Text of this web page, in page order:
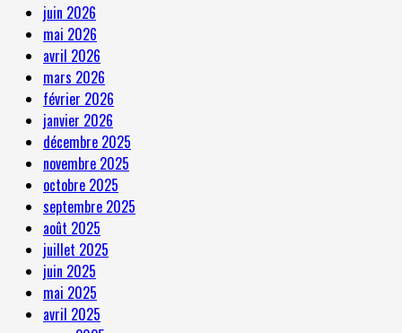
juin 2026
mai 2026
avril 2026
mars 2026
février 2026
janvier 2026
décembre 2025
novembre 2025
octobre 2025
septembre 2025
août 2025
juillet 2025
juin 2025
mai 2025
avril 2025